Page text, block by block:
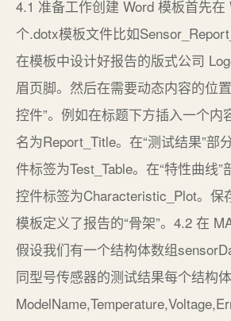
4.1 准备工作创建 Word 模板首先在
个.dotx模板文件比如
在模板中设计好报告的版式公司
眉页脚。然后在需要动态内容的位
控件”。例如在标题下方插入一个内
名为Report_Title。在“测试结果”部
件标签为Test_Table。在“特性曲线
控件标签为Characteristic_Plot。保
模板定义了报告的“骨架”。4.2 在
假设我们有一个结构体数组
同型号传感器的测试结果每个结构